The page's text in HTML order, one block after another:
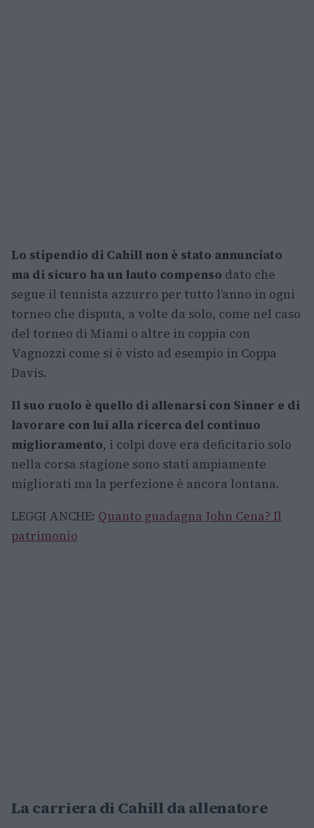
Lo stipendio di Cahill non è stato annunciato
ma di sicuro ha un lauto compenso dato che
segue il tennista azzurro per tutto l’anno in ogni
torneo che disputa, a volte da solo, come nel caso
del torneo di Miami o altre in coppia con
Vagnozzi come si è visto ad esempio in Coppa
Davis.
Il suo ruolo è quello di allenarsi con Sinner e di
lavorare con lui alla ricerca del continuo
miglioramento, i colpi dove era deficitario solo
nella corsa stagione sono stati ampiamente
migliorati ma la perfezione è ancora lontana.
LEGGI ANCHE: Quanto guadagna John Cena? Il
patrimonio
La carriera di Cahill da allenatore